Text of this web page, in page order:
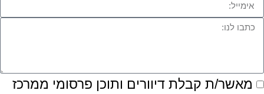
מאשר/ת קבלת דיוורים ותוכן פרסומי ממרכז